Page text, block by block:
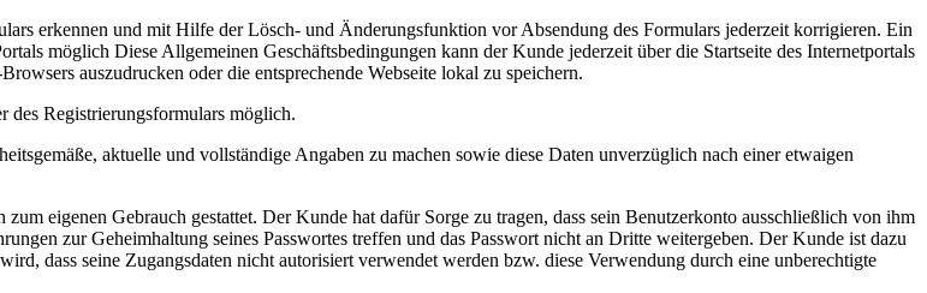
erkennen und mit Hilfe der Lösch- und Änderungsfunktion vor Absendung des Formulars jederzeit korrigieren. Ein
möglich Diese Allgemeinen Geschäftsbedingungen kann der Kunde jederzeit über die Startseite des Internetportals
auszudrucken oder die entsprechende Webseite lokal zu speichern.
Registrierungsformulars möglich.
aktuelle und vollständige Angaben zu machen sowie diese Daten unverzüglich nach einer etwaigen
eigenen Gebrauch gestattet. Der Kunde hat dafür Sorge zu tragen, dass sein Benutzerkonto ausschließlich von ihm
zur Geheimhaltung seines Passwortes treffen und das Passwort nicht an Dritte weitergeben. Der Kunde ist dazu
dass seine Zugangsdaten nicht autorisiert verwendet werden bzw. diese Verwendung durch eine unberechtigte